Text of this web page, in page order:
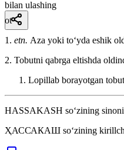
bilan ulashing
ot
1. etn. Aza yoki toʻyda eshik
2. Tobutni qabrga eltishda
Lopillab borayotgan
HASSAKASH so‘zining
ҲАССАКАШ so‘zining